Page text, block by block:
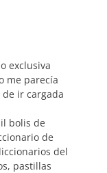
exclusiva
me parecía
ir cargada
bolis de
de
del
pastillas